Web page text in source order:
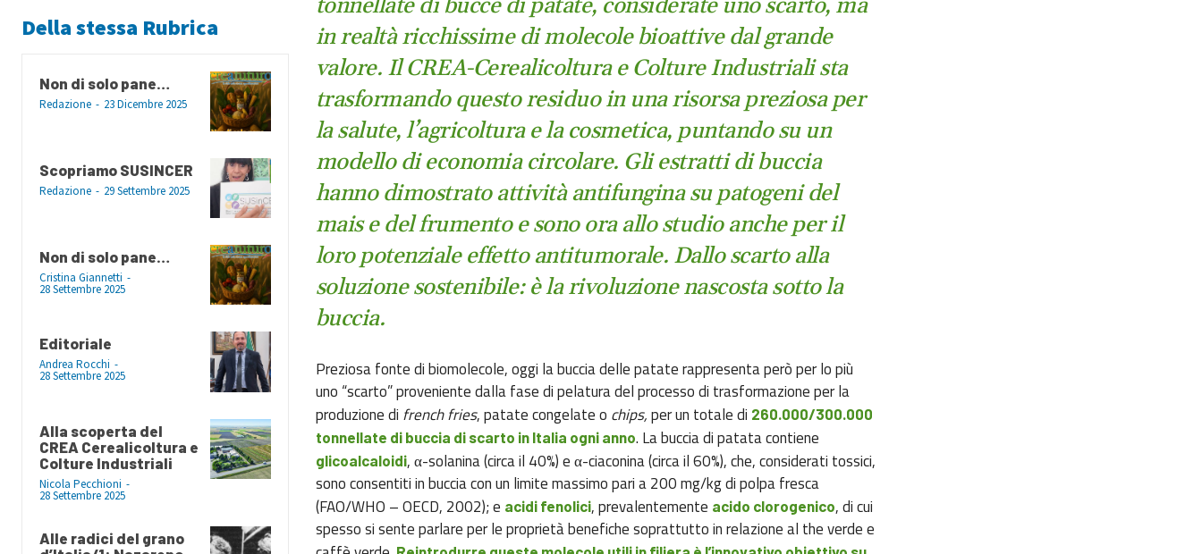
Della stessa Rubrica
Non di solo pane…
Redazione - 23 Dicembre 2025
Scopriamo SUSINCER
Redazione - 29 Settembre 2025
Non di solo pane…
Cristina Giannetti -
28 Settembre 2025
Editoriale
Andrea Rocchi -
28 Settembre 2025
Alla scoperta del
CREA Cerealicoltura e
Colture Industriali
Nicola Pecchioni -
28 Settembre 2025
Alle radici del grano
tonnellate di bucce di patate, considerate uno scarto, ma
in realtà ricchissime di molecole bioattive dal grande
valore. Il CREA-Cerealicoltura e Colture Industriali sta
trasformando questo residuo in una risorsa preziosa per
la salute, l’agricoltura e la cosmetica, puntando su un
modello di economia circolare. Gli estratti di buccia
hanno dimostrato attività antifungina su patogeni del
mais e del frumento e sono ora allo studio anche per il
loro potenziale effetto antitumorale. Dallo scarto alla
soluzione sostenibile: è la rivoluzione nascosta sotto la
buccia.
Preziosa fonte di biomolecole, oggi la buccia delle patate rappresenta però per lo più
uno “scarto” proveniente dalla fase di pelatura del processo di trasformazione per la
produzione di french fries, patate congelate o chips,per un totale di 260.000/300.000
tonnellate di buccia di scarto in Italia ogni anno. La buccia di patata contiene
glicoalcaloidi, α-solanina (circa il 40%) e α-ciaconina (circa il 60%), che, considerati tossici,
sono consentiti in buccia con un limite massimo pari a 200 mg/kg di polpa fresca
(FAO/WHO – OECD, 2002); e acidi fenolici, prevalentemente acido clorogenico, di cui
spesso si sente parlare per le proprietà benefiche soprattutto in relazione al the verde e